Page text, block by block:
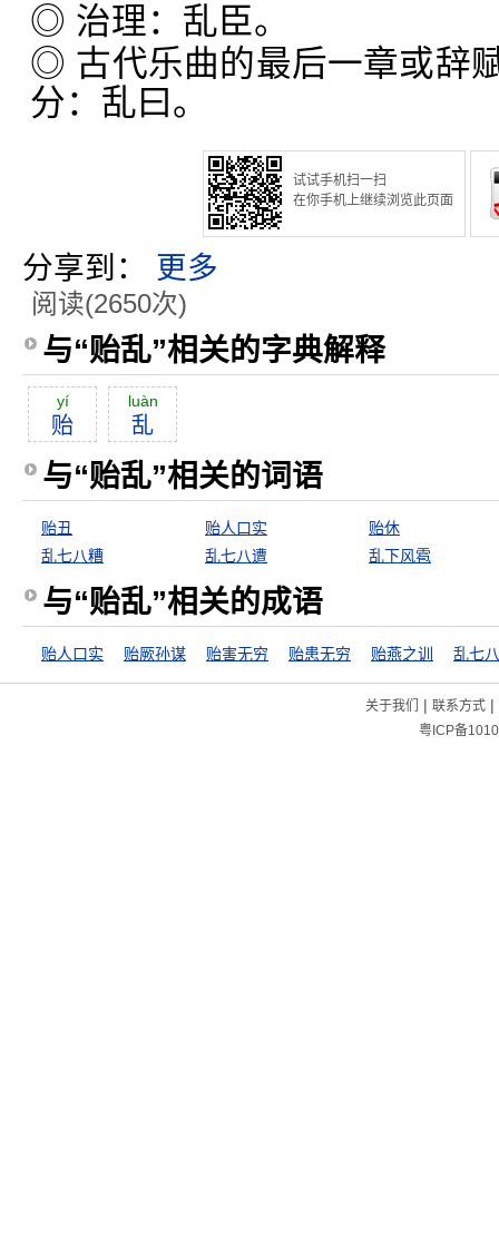
◎ 治理：乱臣。
◎ 古代乐曲的最后一章或辞
分：乱曰。
试试手机扫一扫
在你手机上继续浏览此页面
分享到： 更多
阅读(2650次)
与“贻乱”相关的字典解释
yí
贻
luàn
乱
与“贻乱”相关的词语
贻丑 贻人口实
贻休
乱七八糟
乱七八遭 乱下风雹
与“贻乱”相关的成语
贻人口实 贻厥孙谋 贻害无穷 贻患无穷 贻燕之训 乱七
关于我们 | 联系方式|
粤ICP备